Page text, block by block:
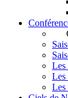
Les
Les
Les